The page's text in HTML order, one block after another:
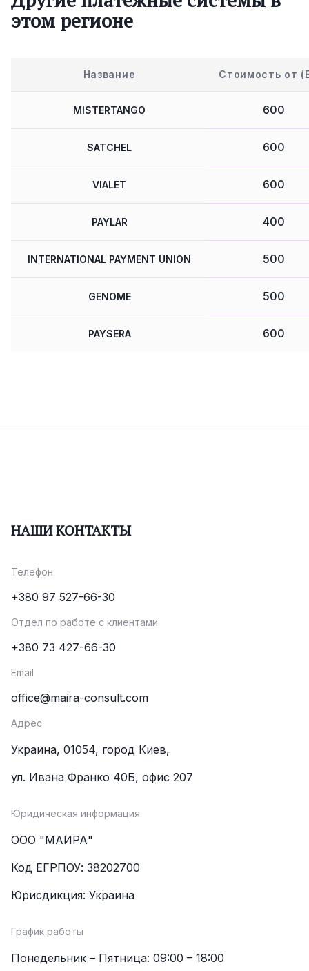
этом регионе
Название Стоимость от
MISTERTANGO 600
SATCHEL 600
VIALET 600
PAYLAR 400
INTERNATIONAL PAYMENT UNION 500
GENOME 500
PAYSERA 600
НАШИ КОНТАКТЫ
Телефон
+380 97 527-66-30
Отдел по работе с клиентами
+380 73 427-66-30
Email
office@maira-consult.com
Адрес
Украина, 01054, город Киев,
ул. Ивана Франко 40Б, офис 207
Юридическая информация
ООО "МАИРА"
Код ЕГРПОУ: 38202700
Юрисдикция: Украина
График работы
Понедельник – Пятница: 09:00 – 18:00